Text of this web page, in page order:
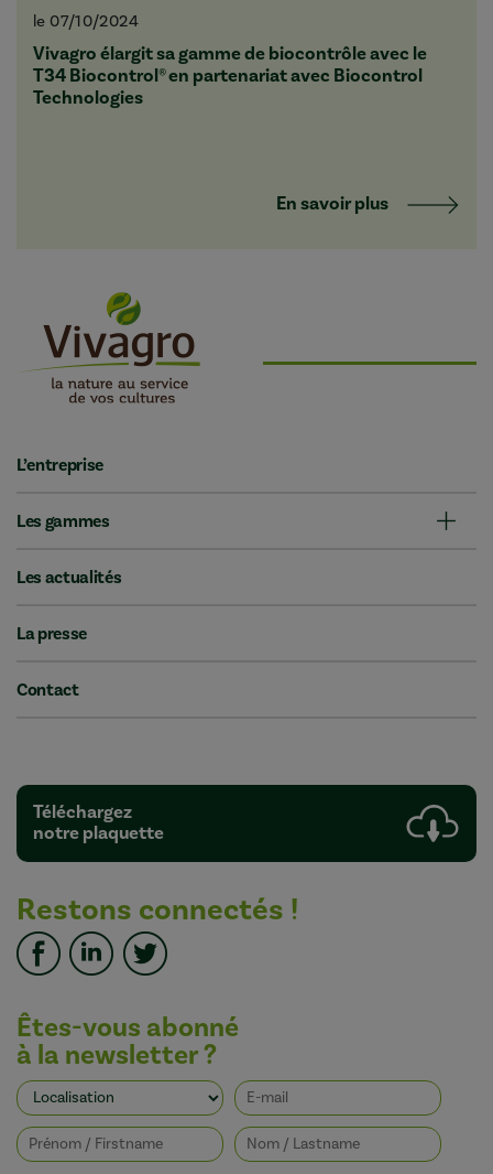
le 07/10/2024
Vivagro élargit sa gamme de biocontrôle avec le
T34 Biocontrol® en partenariat avec Biocontrol
Technologies
En savoir plus
L’entreprise
Les gammes
Les actualités
La presse
Contact
Téléchargez
notre plaquette
Restons connectés !
Êtes-vous abonné
à la newsletter ?